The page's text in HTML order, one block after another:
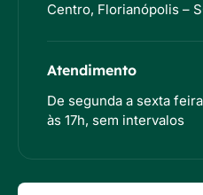
Centro, Florianópolis –
Atendimento
De segunda a sexta
às 17h, sem intervalos